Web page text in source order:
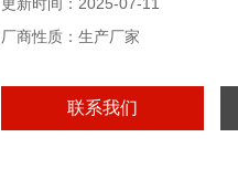
厂商性质：生产厂家
联系我们